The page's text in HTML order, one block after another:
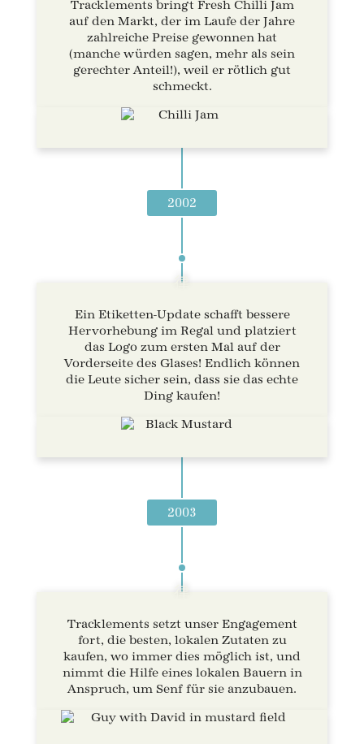
Tracklements bringt Fresh Chilli Jam
auf den Markt, der im Laufe der Jahre
zahlreiche Preise gewonnen hat
(manche würden sagen, mehr als sein
gerechter Anteil!), weil er rötlich gut
schmeckt.
2002
Ein Etiketten-Update schafft bessere
Hervorhebung im Regal und platziert
das Logo zum ersten Mal auf der
Vorderseite des Glases! Endlich können
die Leute sicher sein, dass sie das echte
Ding kaufen!
2003
Tracklements setzt unser Engagement
fort, die besten, lokalen Zutaten zu
kaufen, wo immer dies möglich ist, und
nimmt die Hilfe eines lokalen Bauern in
Anspruch, um Senf für sie anzubauen.